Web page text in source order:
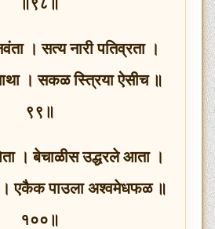
। सत्य नारी पतिव्रता ।
। सकळ स्त्रिया ऐसीच ॥
९९॥
। बेचाळीस उद्धरले आता ।
। एकैक पाउला अश्वमेधफळ ॥
१००॥